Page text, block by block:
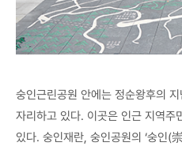
숭인근린공원 안에는 정순왕후의 지
자리하고 있다. 이곳은 인근 지역주
있다. 숭인재란, 숭인공원의 ‘숭인(